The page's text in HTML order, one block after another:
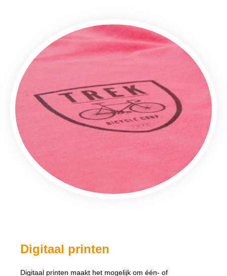
Digitaal printen
Digitaal printen maakt het mogelijk om één- of